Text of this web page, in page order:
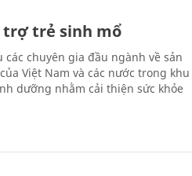
trợ trẻ sinh mổ
chuyên gia đầu ngành về sản
Việt Nam và các nước trong khu
dưỡng nhằm cải thiện sức khỏe